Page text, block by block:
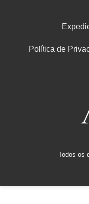
Política de
Todos os